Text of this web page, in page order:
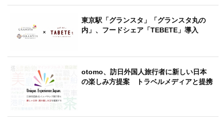
東京駅「グランスタ」「グランスタ丸の
内」、フードシェア「TEBETE」導入
otomo、訪日外国人旅行者に新しい日本
の楽しみ方提案 トラベルメディアと提携